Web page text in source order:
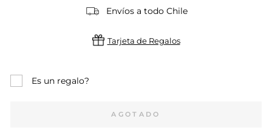
Envíos a todo Chile
Tarjeta de Regalos
Es un regalo?
AGOTADO